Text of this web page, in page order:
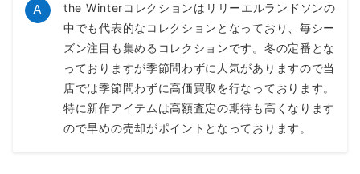
A
the Winterコレクションはリリーエルランドソンの
中でも代表的なコレクションとなっており、毎シー
ズン注目も集めるコレクションです。冬の定番とな
っておりますが季節問わずに人気がありますので当
店では季節問わずに高価買取を行なっております。
特に新作アイテムは高額査定の期待も高くなります
ので早めの売却がポイントとなっております。